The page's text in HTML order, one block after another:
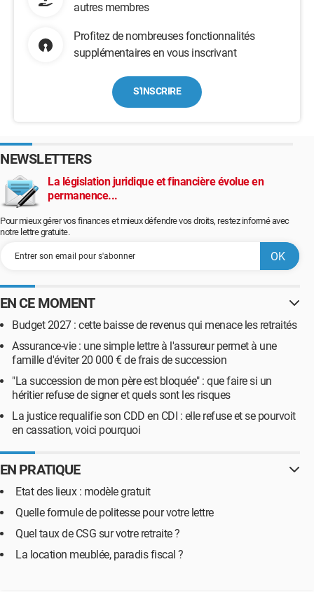
autres membres
Profitez de nombreuses fonctionnalités
supplémentaires en vous inscrivant
S'INSCRIRE
NEWSLETTERS
La législation juridique et financière évolue en
permanence...
Pour mieux gérer vos finances et mieux défendre vos droits, restez informé avec
notre lettre gratuite.
EN CE MOMENT
Budget 2027 : cette baisse de revenus qui menace les retraités
Assurance-vie : une simple lettre à l'assureur permet à une
famille d'éviter 20 000 € de frais de succession
"La succession de mon père est bloquée" : que faire si un
héritier refuse de signer et quels sont les risques
La justice requalifie son CDD en CDI : elle refuse et se pourvoit
en cassation, voici pourquoi
EN PRATIQUE
Etat des lieux : modèle gratuit
Quelle formule de politesse pour votre lettre
Quel taux de CSG sur votre retraite ?
La location meublée, paradis fiscal ?